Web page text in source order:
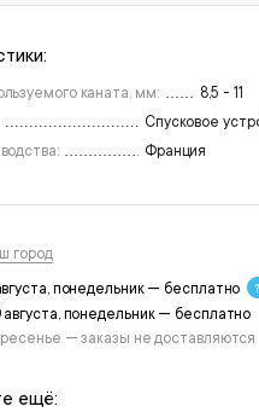
каната, мм:
8,5 - 11
Спусковое
Франция
город
понедельник — бесплатно
понедельник — бесплатно
— заказы не доставляются
ещё: